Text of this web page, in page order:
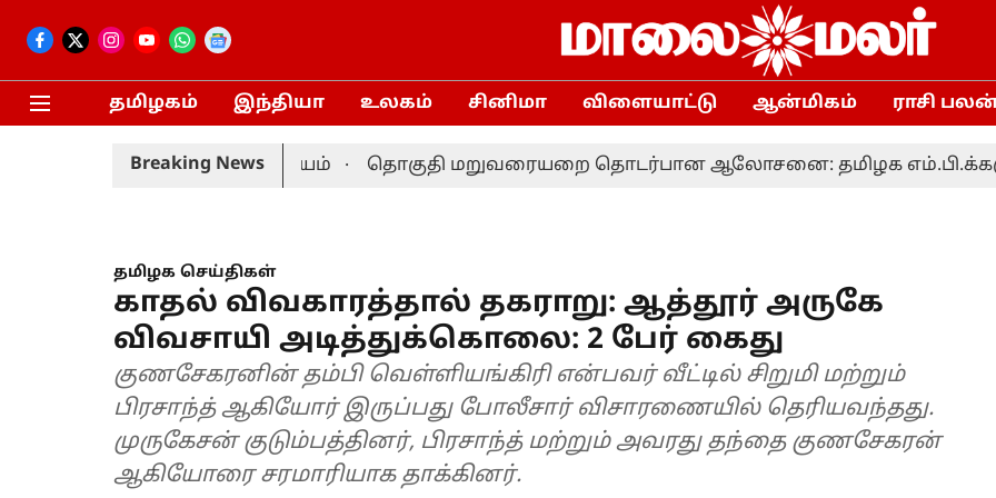
தமிழகம் இந்தியா உலகம் சினிமா விளையாட்டு ஆன்மிகம் ராசி
Breaking News
தேர்தல் ஆணையம் தொகுதி மறுவரையறை தொடர்பான ஆலோசனை: தமிழக எம்.பி.க்களுக்கு
தமிழக செய்திகள்
காதல் விவகாரத்தால் தகராறு: ஆத்தூர் அருகே
விவசாயி அடித்துக்கொலை: 2 பேர் கைது
குணசேகரனின் தம்பி வெள்ளியங்கிரி என்பவர் வீட்டில் சிறுமி மற்றும்
பிரசாந்த் ஆகியோர் இருப்பது போலீசார் விசாரணையில் தெரியவந்தது.
முருகேசன் குடும்பத்தினர், பிரசாந்த் மற்றும் அவரது தந்தை குணசேகரன்
ஆகியோரை சரமாரியாக தாக்கினர்.